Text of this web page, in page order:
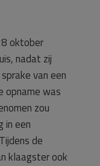
oktober
nadat zij
van een
opname was
zou
in een
de
klaagster ook